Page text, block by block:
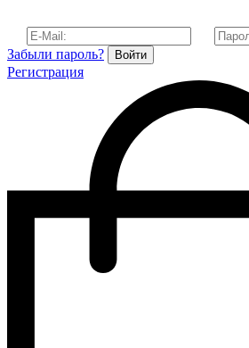
Забыли пароль? Войти
Регистрация